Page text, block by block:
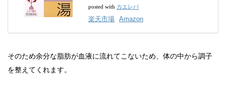
posted with カエレバ
楽天市場 Amazon
そのため余分な脂肪が血液に流れてこないため、体の中から調子
を整えてくれます。